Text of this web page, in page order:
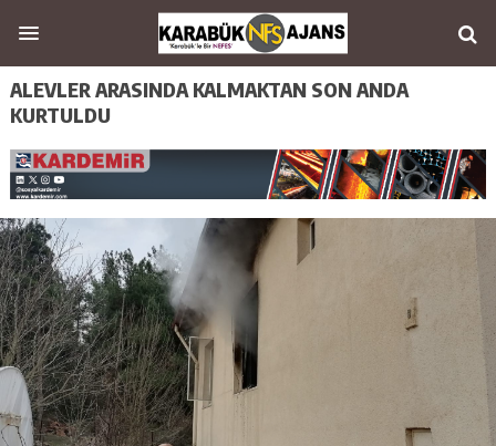
ALEVLER ARASINDA KALMAKTAN SON ANDA
KURTULDU